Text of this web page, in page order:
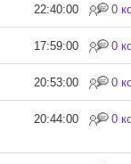
22:40:00 0
17:59:00 0
20:53:00 0
20:44:00 0